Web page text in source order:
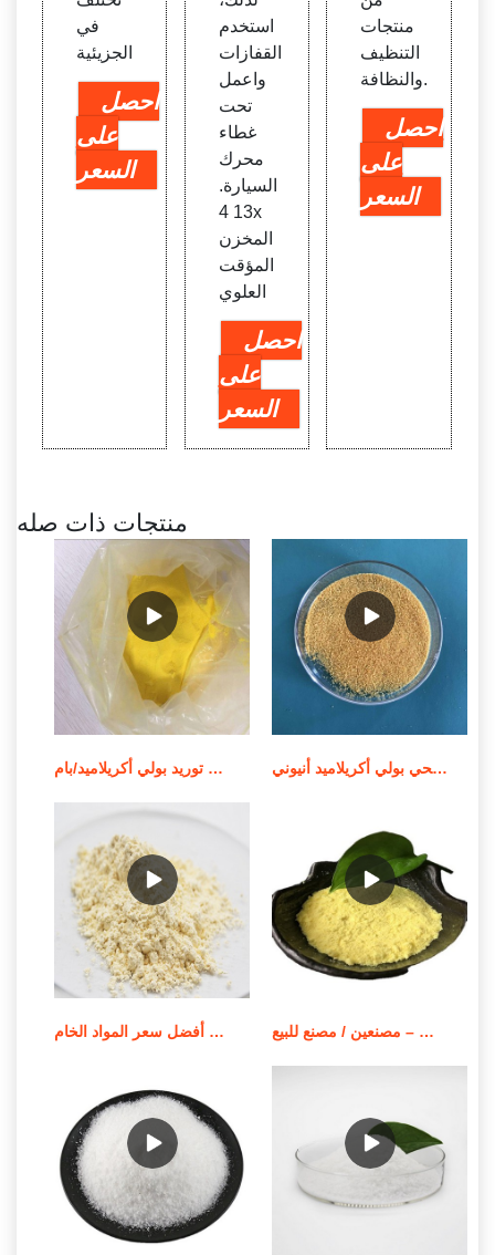
في
الجزيئية
احصل
على
السعر
استخدم
القفازات
واعمل
تحت
غطاء
محرك
السيارة.
13 4x
المخزن
المؤقت
العلوي
احصل
على
السعر
منتجات
التنظيف
والنظافة.
احصل
على
السعر
منتجات ذات صله
توريد بولي أكريلاميد/بام MSDS لمعالجة المياه في الصين الشركة المصنعة للمواد الكيميائية لمعالجة مياه الصرف الصحي بولي أكريلاميد أنيوني
أفضل سعر المواد الخام apam/مسحوق بولي أكريلاميد أنيوني بوليمر بولي أكريلاميد قابل للذوبان في الزيت – مصنعين / مصنع للبيع